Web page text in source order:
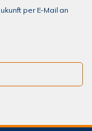
per E-Mail an